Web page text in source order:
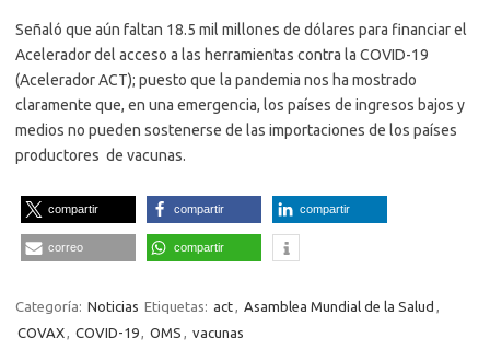
Señaló que aún faltan 18.5 mil millones de dólares para financiar el
Acelerador del acceso a las herramientas contra la COVID-19
(Acelerador ACT); puesto que la pandemia nos ha mostrado
claramente que, en una emergencia, los países de ingresos bajos y
medios no pueden sostenerse de las importaciones de los países
productores de vacunas.
compartir compartir compartir
correo compartir
Categoría: Noticias Etiquetas: act, Asamblea Mundial de la Salud ,
COVAX, COVID-19, OMS , vacunas